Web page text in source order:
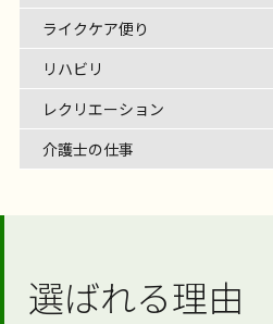
ライクケア便り
リハビリ
レクリエーション
介護士の仕事
選ばれる理由